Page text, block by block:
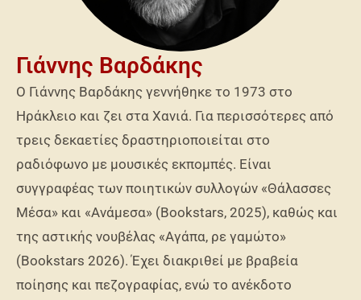
Γιάννης Βαρδάκης
Ο Γιάννης Βαρδάκης γεννήθηκε το 1973 στο
Ηράκλειο και ζει στα Χανιά. Για περισσότερες από
τρεις δεκαετίες δραστηριοποιείται στο
ραδιόφωνο με μουσικές εκπομπές. Είναι
συγγραφέας των ποιητικών συλλογών «Θάλασσες
Μέσα» και «Ανάμεσα» (Bookstars, 2025), καθώς και
της αστικής νουβέλας «Αγάπα, ρε γαμώτο»
(Bookstars 2026).Έχει διακριθεί με βραβεία
ποίησης και πεζογραφίας, ενώ το ανέκδοτο